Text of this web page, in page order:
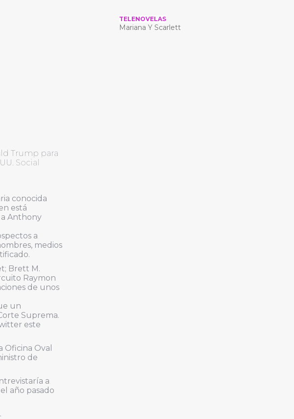
Trump para
Social
conocida
está
Anthony
a
medios
Brett M.
Raymon
de unos
un
Suprema.
este
Oval
de
a
año pasado
TELENOVELAS
Mariana Y Scarlett